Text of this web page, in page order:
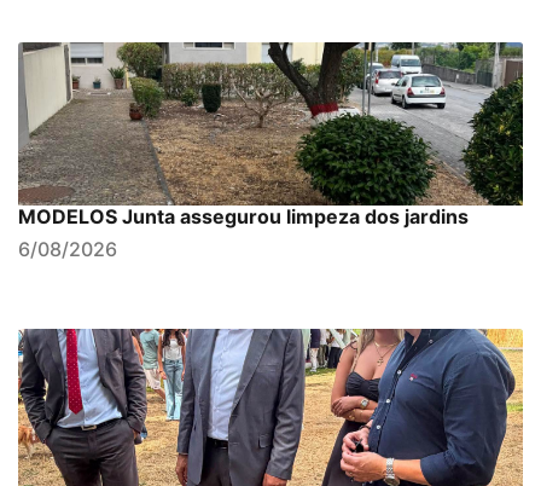
MODELOS Junta assegurou limpeza dos jardins
6/08/2026